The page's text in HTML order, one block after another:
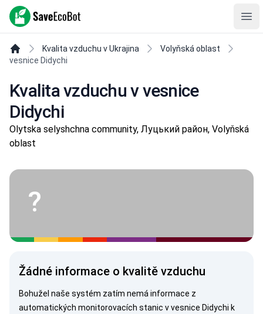
SaveEcoBot
Kvalita vzduchu v Ukrajina
Volyňská oblast
vesnice Didychi
Kvalita vzduchu v vesnice
Didychi
Olytska selyshchna community, Луцький район, Volyňská
oblast
?
Žádné informace o kvalitě vzduchu
Bohužel naše systém zatím nemá informace z
automatických monitorovacích stanic v vesnice Didychi k